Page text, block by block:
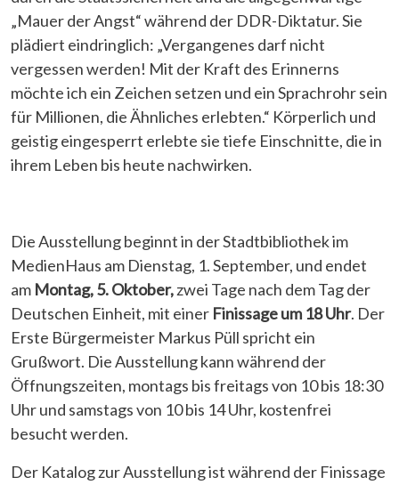
„Mauer der Angst“ während der DDR-Diktatur. Sie
plädiert eindringlich: „Vergangenes darf nicht
vergessen werden! Mit der Kraft des Erinnerns
möchte ich ein Zeichen setzen und ein Sprachrohr sein
für Millionen, die Ähnliches erlebten.“ Körperlich und
geistig eingesperrt erlebte sie tiefe Einschnitte, die in
ihrem Leben bis heute nachwirken.
Die Ausstellung beginnt in der Stadtbibliothek im
MedienHaus am Dienstag, 1. September, und endet
am Montag, 5. Oktober,zwei Tage nach dem Tag der
Deutschen Einheit, mit einer Finissage um 18 Uhr. Der
Erste Bürgermeister Markus Püll spricht ein
Grußwort. Die Ausstellung kann während der
Öffnungszeiten, montags bis freitags von 10 bis 18:30
Uhr und samstags von 10 bis 14 Uhr, kostenfrei
besucht werden.
Der Katalog zur Ausstellung ist während der Finissage